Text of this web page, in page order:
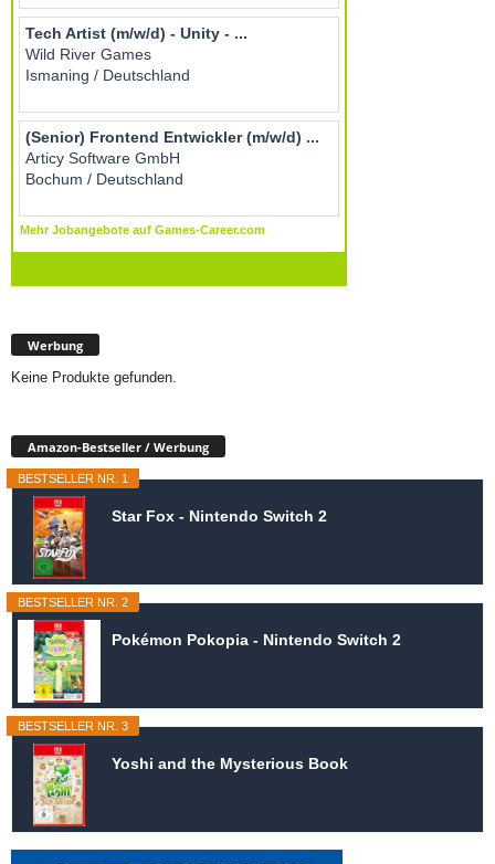
Werbung
Keine Produkte gefunden.
Amazon-Bestseller / Werbung
BESTSELLER NR. 1
Star Fox - Nintendo Switch 2
BESTSELLER NR. 2
Pokémon Pokopia - Nintendo Switch 2
BESTSELLER NR. 3
Yoshi and the Mysterious Book